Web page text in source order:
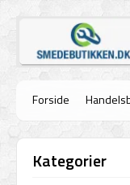
Forside
Kategorier